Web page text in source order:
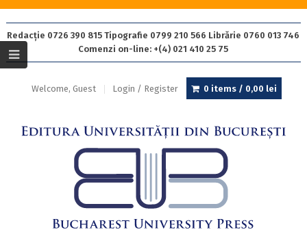
Redacție 0726 390 815 Tipografie 0799 210 566 Librărie 0760 013 746
Comenzi on-line: +(4) 021 410 25 75
Welcome, Guest Login / Register 0 items / 0,00 lei